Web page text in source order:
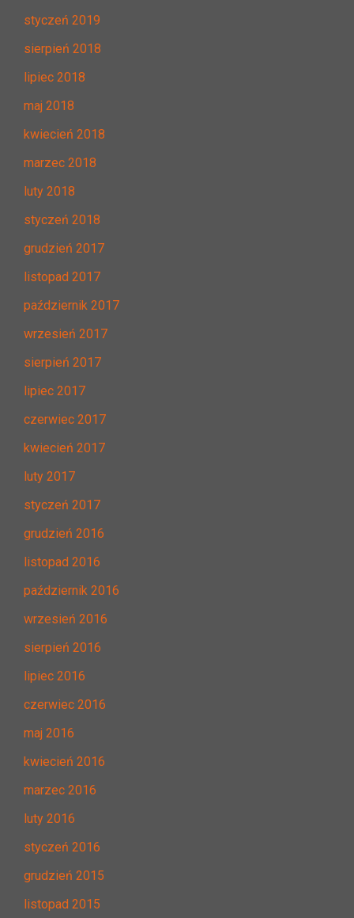
styczeń 2019
sierpień 2018
lipiec 2018
maj 2018
kwiecień 2018
marzec 2018
luty 2018
styczeń 2018
grudzień 2017
listopad 2017
październik 2017
wrzesień 2017
sierpień 2017
lipiec 2017
czerwiec 2017
kwiecień 2017
luty 2017
styczeń 2017
grudzień 2016
listopad 2016
październik 2016
wrzesień 2016
sierpień 2016
lipiec 2016
czerwiec 2016
maj 2016
kwiecień 2016
marzec 2016
luty 2016
styczeń 2016
grudzień 2015
listopad 2015